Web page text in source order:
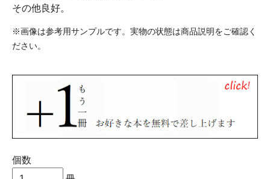
その他良好。
※画像は参考用サンプルです。実物の状態は商品説明をご確認く
ださい。
個数